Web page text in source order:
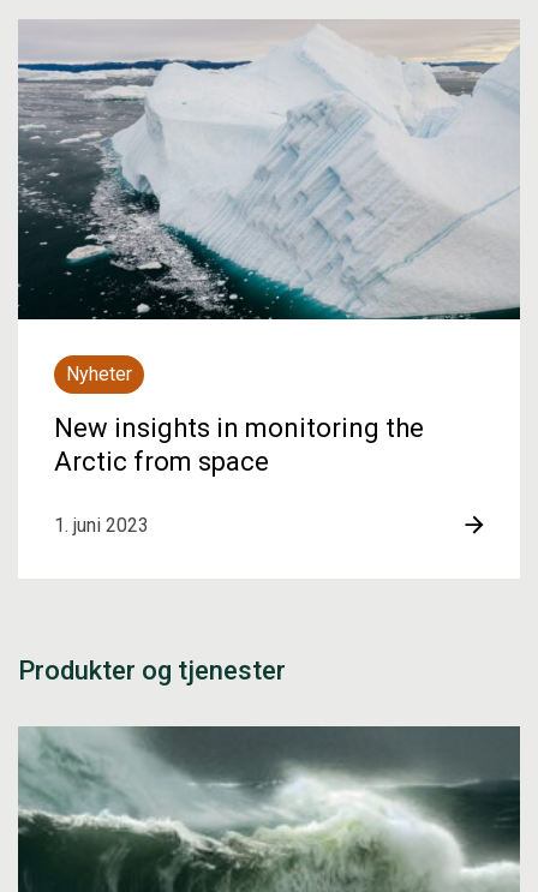
Nyheter
New insights in monitoring the
Arctic from space
1. juni 2023
Produkter og tjenester